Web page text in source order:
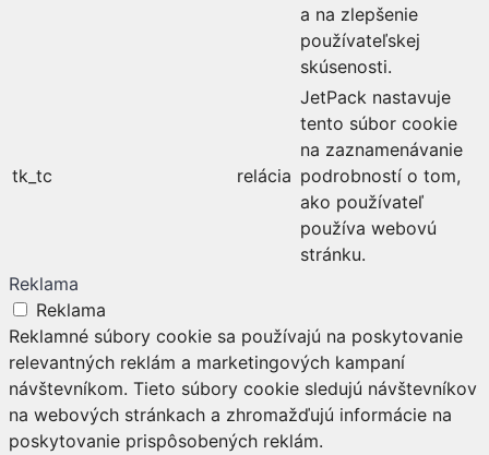
a na zlepšenie
používateľskej
skúsenosti.
tk_tc relácia
JetPack nastavuje
tento súbor cookie
na zaznamenávanie
podrobností o tom,
ako používateľ
používa webovú
stránku.
Reklama
Reklama
Reklamné súbory cookie sa používajú na poskytovanie
relevantných reklám a marketingových kampaní
návštevníkom. Tieto súbory cookie sledujú návštevníkov
na webových stránkach a zhromažďujú informácie na
poskytovanie prispôsobených reklám.